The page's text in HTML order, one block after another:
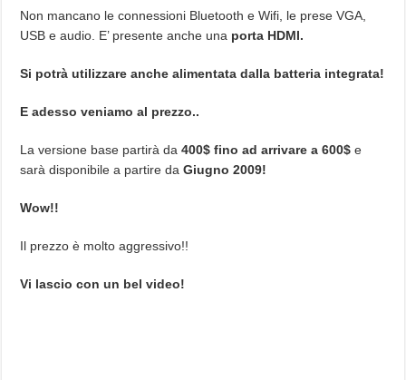
Non mancano le connessioni Bluetooth e Wifi, le prese VGA,
USB e audio. E’ presente anche una porta HDMI.
Si potrà utilizzare anche alimentata dalla batteria integrata!
E adesso veniamo al prezzo..
La versione base partirà da400$ fino ad arrivare a 600$ e
sarà disponibile a partire daGiugno 2009!
Wow!!
Il prezzo è molto aggressivo!!
Vi lascio con un bel video!